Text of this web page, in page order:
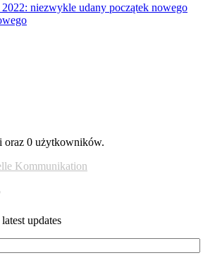
niezwykle udany początek nowego
oraz 0 użytkowników.
Kommunikation
updates